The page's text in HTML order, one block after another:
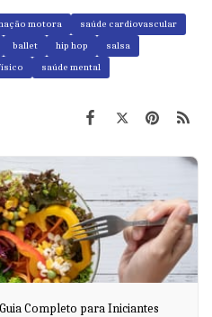
motora
saúde cardiovascular
ballet hip hop
salsa
saúde mental
Completo para Iniciantes